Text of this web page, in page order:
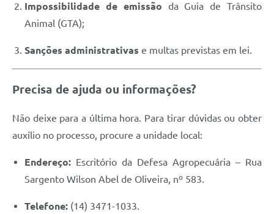
Impossibilidade de emissão da Guia de Trânsito
Animal (GTA);
Sanções administrativas e multas previstas em lei.
Precisa de ajuda ou informações?
Não deixe para a última hora. Para tirar dúvidas ou obter
auxílio no processo, procure a unidade local:
Endereço: Escritório da Defesa Agropecuária – Rua
Sargento Wilson Abel de Oliveira, nº 583.
Telefone: (14) 3471-1033.